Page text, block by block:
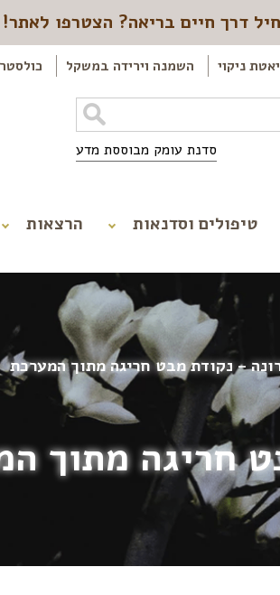
דרך חיים בריאה? הצטרפו לאתר!
ניקוי השמנה וירידה במשקל
סדנת עומק מבוססת מדע
טיפולים וסדנאות הרצאות
– נקודת מבט חריגה מתוך המערכת
חריגה מתוך